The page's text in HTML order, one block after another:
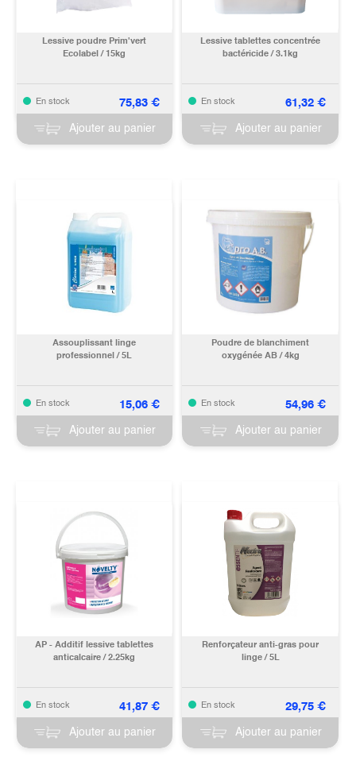
Lessive poudre Prim'vert
Ecolabel / 15kg
En stock 75,83€
Ajouter au panier
Lessive tablettes concentrée
bactéricide / 3.1kg
En stock 61,32€
Ajouter au panier
Assouplissant linge
professionnel / 5L
En stock 15,06€
Ajouter au panier
Poudre de blanchiment
oxygénée AB / 4kg
En stock 54,96€
Ajouter au panier
AP - Additif lessive tablettes
anticalcaire / 2.25kg
En stock 41,87€
Ajouter au panier
Renforçateur anti-gras pour
linge / 5L
En stock 29,75€
Ajouter au panier